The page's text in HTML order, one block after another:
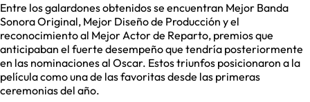
Entre los galardones obtenidos se encuentran Mejor Banda
Sonora Original, Mejor Diseño de Producción y el
reconocimiento al Mejor Actor de Reparto, premios que
anticipaban el fuerte desempeño que tendría posteriormente
en las nominaciones al Oscar. Estos triunfos posicionaron a la
película como una de las favoritas desde las primeras
ceremonias del año.